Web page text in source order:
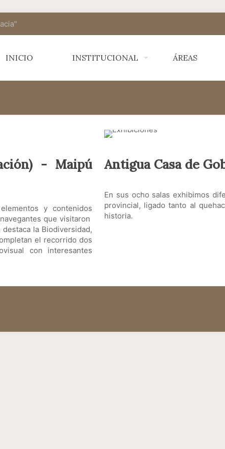
INICIO INSTITUCIONAL ÁREAS
- Maipú
y contenidos
que visitaron
la Biodiversidad,
el recorrido dos
con interesantes
Antigua Casa de
En sus ocho salas exhibimos
provincial, ligado tanto al
historia.